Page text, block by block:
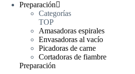
Preparación
Categorías
TOP
Amasadoras espirales
Envasadoras al vacío
Picadoras de carne
Cortadoras de fiambre
Preparación